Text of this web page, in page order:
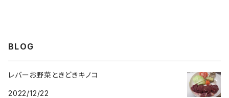
BLOG
レバーお野菜ときどきキノコ
2022/12/22